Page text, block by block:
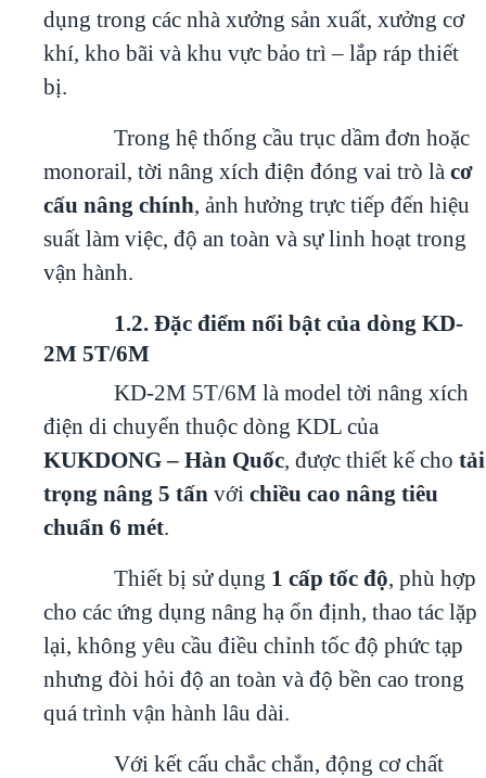
dụng trong các nhà xưởng sản xuất, xưởng cơ
khí, kho bãi và khu vực bảo trì – lắp ráp thiết
bị.
Trong hệ thống cầu trục dầm đơn hoặc
monorail, tời nâng xích điện đóng vai trò là cơ
cấu nâng chính, ảnh hưởng trực tiếp đến hiệu
suất làm việc, độ an toàn và sự linh hoạt trong
vận hành.
1.2. Đặc điểm nổi bật của dòng KD-
2M 5T/6M
KD-2M 5T/6M là model tời nâng xích
điện di chuyển thuộc dòng KDL của
KUKDONG – Hàn Quốc, được thiết kế cho tải
trọng nâng 5 tấn với chiều cao nâng tiêu
chuẩn 6 mét.
Thiết bị sử dụng 1 cấp tốc độ, phù hợp
cho các ứng dụng nâng hạ ổn định, thao tác lặp
lại, không yêu cầu điều chỉnh tốc độ phức tạp
nhưng đòi hỏi độ an toàn và độ bền cao trong
quá trình vận hành lâu dài.
Với kết cấu chắc chắn, động cơ chất